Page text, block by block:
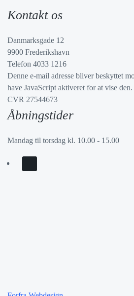
Kontakt os
Danmarksgade 12
9900 Frederikshavn
Telefon 4033 1216
Denne e-mail adresse bliver beskyttet
have JavaScript aktiveret for at vise den.
CVR 27544673
Åbningstider
Mandag til torsdag kl. 10.00 - 15.00